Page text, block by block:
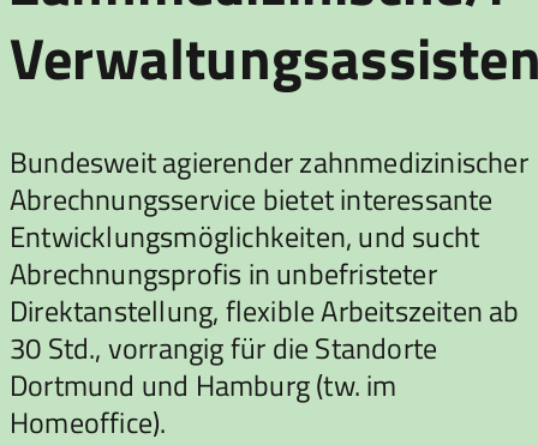
Bundesweit agierender zahnmedizinischer
Abrechnungsservice bietet interessante
Entwicklungsmöglichkeiten, und sucht
Abrechnungsprofis in unbefristeter
Direktanstellung, flexible Arbeitszeiten ab
30 Std., vorrangig für die Standorte
Dortmund und Hamburg (tw. im
Homeoffice).